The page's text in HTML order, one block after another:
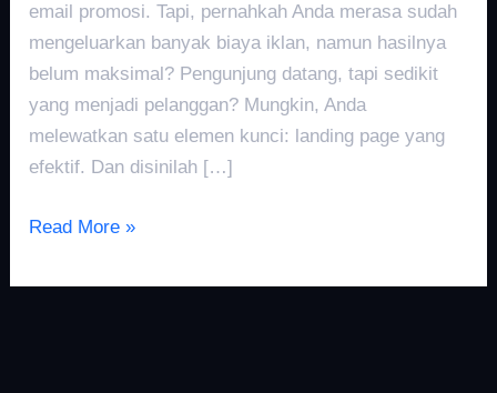
email promosi. Tapi, pernahkah Anda merasa sudah
mengeluarkan banyak biaya iklan, namun hasilnya
belum maksimal? Pengunjung datang, tapi sedikit
yang menjadi pelanggan? Mungkin, Anda
melewatkan satu elemen kunci: landing page yang
efektif. Dan disinilah […]
Read More »